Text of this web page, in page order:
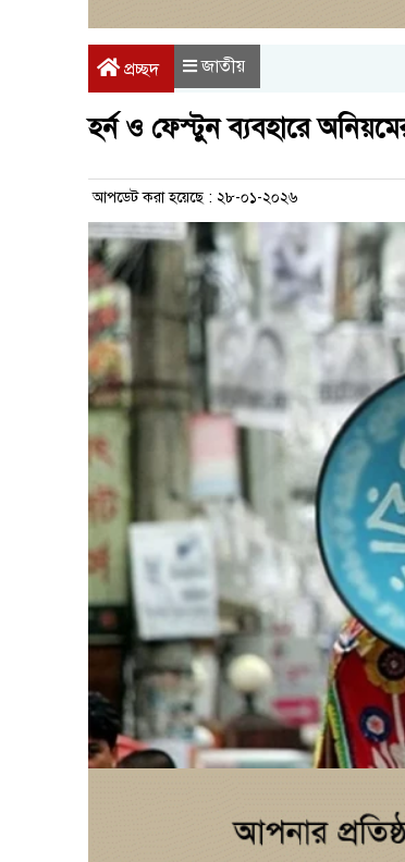
প্রচ্ছদ জাতীয়
হর্ন ও ফেস্টুন ব্যবহারে
আপডেট করা হয়েছে : ২৮-০১-২০২৬